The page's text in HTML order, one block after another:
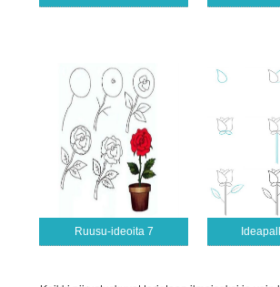
Ruusu-ideoita 7